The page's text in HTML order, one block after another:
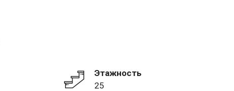
Этажность
25